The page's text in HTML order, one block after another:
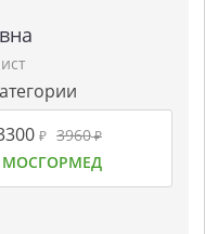
₽ 3960₽
МОСГОРМЕД